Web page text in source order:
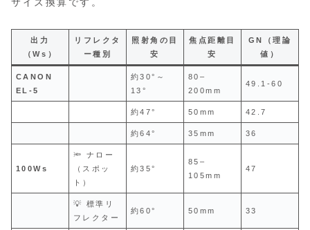
サイズ換算です。
出力
（Ws）
リフレクタ
ー種別
照射角の目
安
焦点距離目
安
GN（理論
値）
CANON
EL‑5
約30°～
13°
80–
200mm
49.1-60
約47° 50mm 42.7
約64° 35mm 36
100Ws
🔦 ナロー
（スポッ
ト）
約35°
85–
105mm
47
💡 標準リ
フレクター
約60° 50mm 33